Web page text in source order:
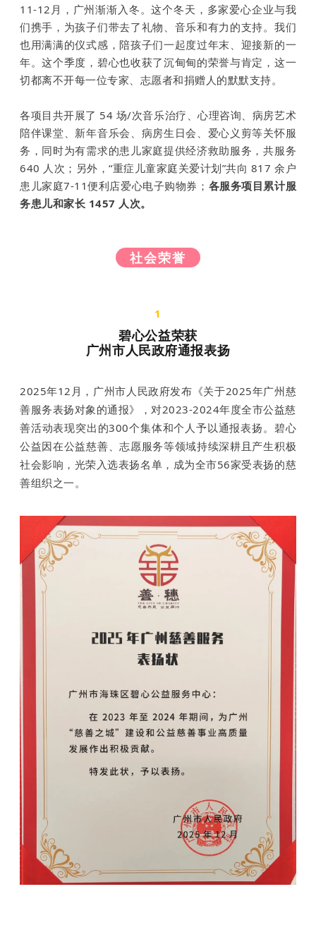
11-12月，广州渐渐入冬。这个冬天，多家爱心企业与我
们携手，为孩子们带去了礼物、音乐和有力的支持。 我们
也用满满的仪式感，陪孩子们一起度过年末、迎接新的一
年。这个季度，碧心也收获了沉甸甸的荣誉与肯定，这一
切都离不开每一位专家、志愿者和捐赠人的默默支持。
各项目共开展了 54 场/次音乐治疗、心理咨询、病房艺术
陪伴课堂、新年音乐会、病房生日会、爱心义剪等关怀服
务，同时为有需求的患儿家庭提供经济救助服务，共服务
640 人次；另外，“重症儿童家庭关爱计划”共向 817 余户
患儿家庭7-11便利店爱心电子购物券； 各服务项目累计服
务患儿和家长 1457 人次。
社会荣誉
1
碧心公益荣获
广州市人民政府通报表扬
2025年12月，广州市人民政府发布《关于2025年广州慈
善服务表扬对象的通报》，对2023-2024年度全市公益慈
善活动表现突出的300个集体和个人予以通报表扬。碧心
公益因在公益慈善、志愿服务等领域持续深耕且产生积极
社会影响，光荣入选表扬名单，成为全市56家受表扬的慈
善组织之一。